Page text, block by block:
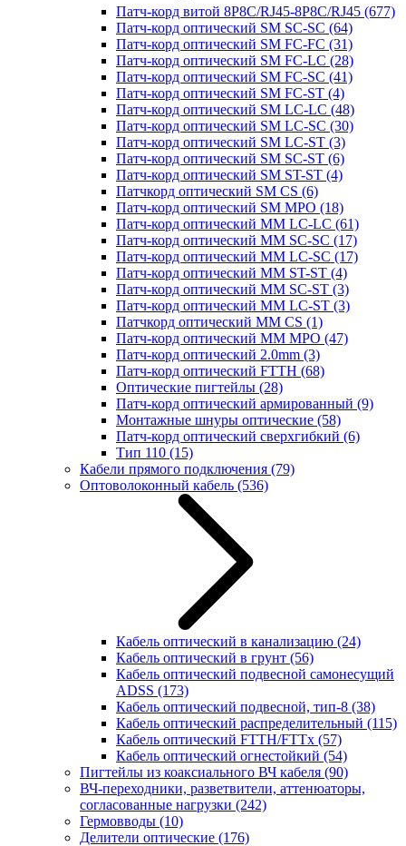
Патч-корд витой 8P8C/RJ45-8P8C/RJ45 (677)
Патч-корд оптический SM SC-SC (64)
Патч-корд оптический SM FC-FC (31)
Патч-корд оптический SM FC-LC (28)
Патч-корд оптический SM FC-SC (41)
Патч-корд оптический SM FC-ST (4)
Патч-корд оптический SM LC-LC (48)
Патч-корд оптический SM LC-SC (30)
Патч-корд оптический SM LC-ST (3)
Патч-корд оптический SM SC-ST (6)
Патч-корд оптический SM ST-ST (4)
Патчкорд оптический SM CS (6)
Патч-корд оптический SM MPO (18)
Патч-корд оптический MM LC-LC (61)
Патч-корд оптический MM SC-SC (17)
Патч-корд оптический MM LC-SC (17)
Патч-корд оптический MM ST-ST (4)
Патч-корд оптический MM SC-ST (3)
Патч-корд оптический MM LC-ST (3)
Патчкорд оптический MM CS (1)
Патч-корд оптический MM MPO (47)
Патч-корд оптический 2.0mm (3)
Патч-корд оптический FTTH (68)
Оптические пигтейлы (28)
Патч-корд оптический армированный (9)
Монтажные шнуры оптические (58)
Патч-корд оптический сверхгибкий (6)
Тип 110 (15)
Кабели прямого подключения (79)
Оптоволоконный кабель (536)
Кабель оптический в канализацию (24)
Кабель оптический в грунт (56)
Кабель оптический подвесной самонесущий
ADSS (173)
Кабель оптический подвесной, тип-8 (38)
Кабель оптический распределительный (115)
Кабель оптический FTTH/FTTx (57)
Кабель оптический огнестойкий (54)
Пигтейлы из коаксиального ВЧ кабеля (90)
ВЧ-переходники, разветвители, аттенюаторы,
согласованные нагрузки (242)
Гермовводы (10)
Делители оптические (176)